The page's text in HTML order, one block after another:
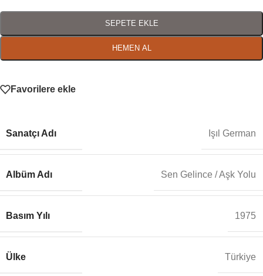
SEPETE EKLE
HEMEN AL
Favorilere ekle
Sanatçı Adı Işıl German
Albüm Adı Sen Gelince / Aşk Yolu
Basım Yılı 1975
Ülke Türkiye